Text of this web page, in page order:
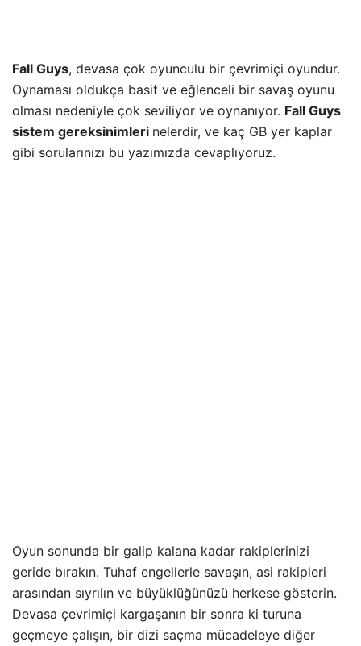
Fall Guys, devasa çok oyunculu bir çevrimiçi oyundur.
Oynaması oldukça basit ve eğlenceli bir savaş oyunu
olması nedeniyle çok seviliyor ve oynanıyor. Fall Guys
sistem gereksinimleri nelerdir, ve kaç GB yer kaplar
gibi sorularınızı bu yazımızda cevaplıyoruz.
Oyun sonunda bir galip kalana kadar rakiplerinizi
geride bırakın. Tuhaf engellerle savaşın, asi rakipleri
arasından sıyrılın ve büyüklüğünüzü herkese gösterin.
Devasa çevrimiçi kargaşanın bir sonra ki turuna
geçmeye çalışın, bir dizi saçma mücadeleye diğer